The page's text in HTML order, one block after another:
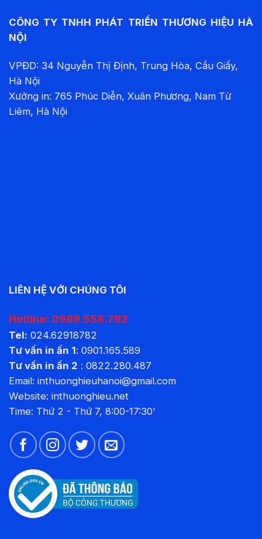
CÔNG TY TNHH PHÁT TRIỂN THƯƠNG HIỆU HÀ
NỘI
VPĐD: 34 Nguyễn Thị Định, Trung Hòa, Cầu Giấy,
Hà Nội
Xưởng in: 765 Phúc Diễn, Xuân Phương, Nam Từ
Liêm, Hà Nội
LIÊN HỆ VỚI CHÚNG TÔI
Hotline: 0989.558.782
Tel: 024.62918782
Tư vấn in ấn 1: 0901.165.589
Tư vấn in ấn 2 : 0822.280.487
Email: inthuonghieuhanoi@gmail.com
Website: inthuonghieu.net
Time: Thứ 2 - Thứ 7, 8:00-17:30'